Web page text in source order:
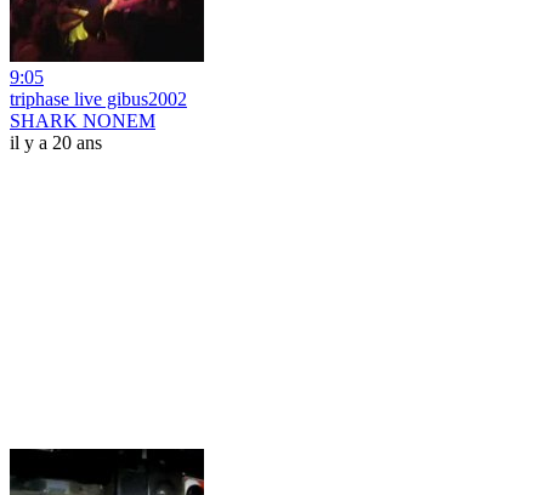
9:05
triphase live gibus2002
SHARK NONEM
il y a 20 ans